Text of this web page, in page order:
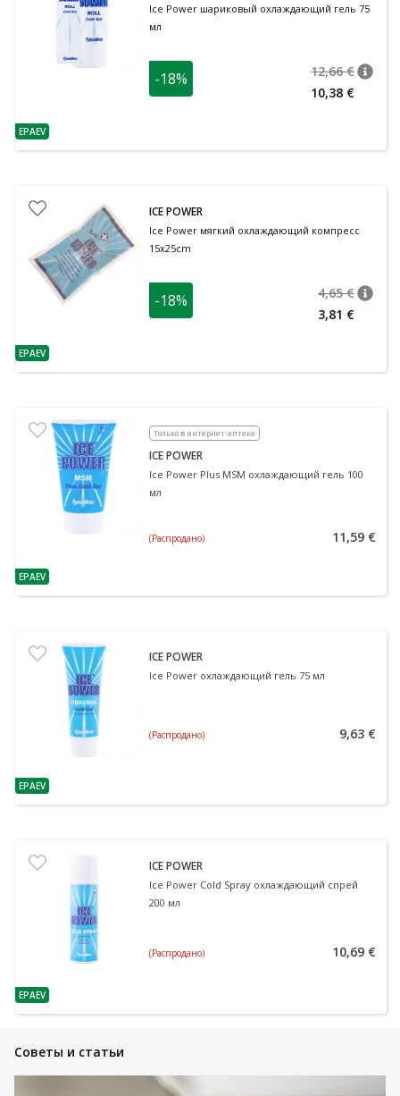
nõuanne
EPAEV
Ice Power шариковый охлаждающий гель 75
мл
-18% 12,66 €
10,38 €
nõuanne
EPAEV
ICE POWER
Ice Power мягкий охлаждающий компресс
15x25cm
-18% 4,65 €
3,81 €
nõuanne
EPAEV
Только в интернет-аптеке
ICE POWER
Ice Power Plus MSM охлаждающий гель 100
мл
(Распродано) 11,59 €
nõuanne
EPAEV
ICE POWER
Ice Power охлаждающий гель 75 мл
(Распродано) 9,63 €
nõuanne
EPAEV
ICE POWER
Ice Power Cold Spray охлаждающий спрей
200 мл
(Распродано) 10,69 €
Советы и статьи